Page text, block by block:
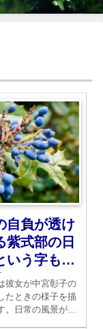
自負が透け
紫式部の日
いう字も読
」
彼女が中宮彰子の
たときの様子を描
。日常の風景が実